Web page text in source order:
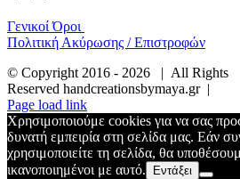
Γενικοί Όροι
Πολιτική Ακύρωσης / Επιστροφών
© Copyright 2016 - 2026 | All Rights
Reserved handcreationsbymaya.gr |
Page load link
Χρησιμοποιούμε cookies για να σας
δυνατή εμπειρία στη σελίδα μας. Εάν
χρησιμοποιείτε τη σελίδα, θα
ικανοποιημένοι με αυτό.
Εντάξει